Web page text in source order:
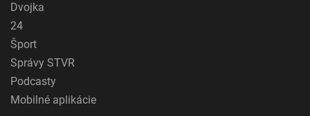
Dvojka
24
Šport
Správy STVR
Podcasty
Mobilné aplikácie